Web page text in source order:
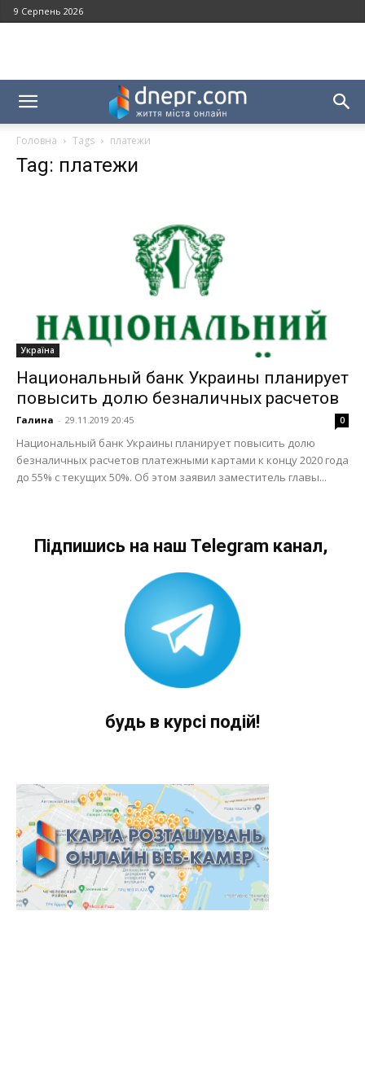
9 Серпень 2026
Головна Tags платежи
Tag: платежи
Україна
Национальный банк Украины планирует
повысить долю безналичных расчетов
Галина - 29.11.2019 20:45 0
Национальный банк Украины планирует повысить долю
безналичных расчетов платежными картами к концу 2020 года
до 55% с текущих 50%. Об этом заявил заместитель главы...
Підпишись на наш Telegram канал,
будь в курсі подій!